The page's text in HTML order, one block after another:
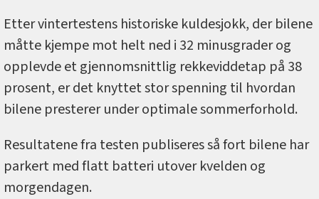
Etter vintertestens historiske kuldesjokk, der bilene
måtte kjempe mot helt ned i 32 minusgrader og
opplevde et gjennomsnittlig rekkeviddetap på 38
prosent, er det knyttet stor spenning til hvordan
bilene presterer under optimale sommerforhold.
Resultatene fra testen publiseres så fort bilene har
parkert med flatt batteri utover kvelden og
morgendagen.